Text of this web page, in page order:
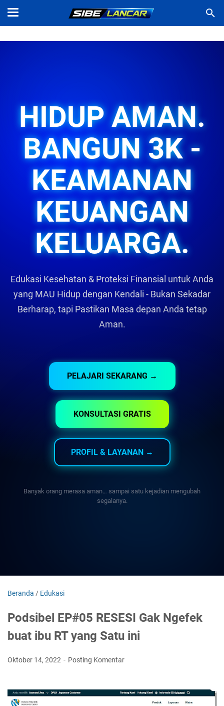
HIDUP AMAN.
BANGUN 3K -
KEAMANAN
KEUANGAN
KELUARGA.
Edukasi Kesehatan & Proteksi Finansial untuk Anda
yang MAU Hidup dengan Kendali - Bukan Sekadar
Berharap, tapi Pastikan Masa depan Anda tetap
Aman.
PELAJARI SEKARANG →
KONSULTASI GRATIS
PROFIL & LAYANAN →
Banyak orang merasa aman… sampai satu kejadian mengubah
segalanya.
Beranda / Edukasi
Podsibel EP#05 RESESI Gak Ngefek
buat ibu RT yang Satu ini
Oktober 14, 2022 Posting Komentar